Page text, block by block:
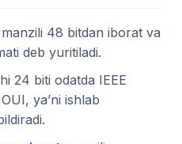
48 bitdan iborat va
deb yuritiladi.
24 biti odatda IEEE
ya’ni ishlab